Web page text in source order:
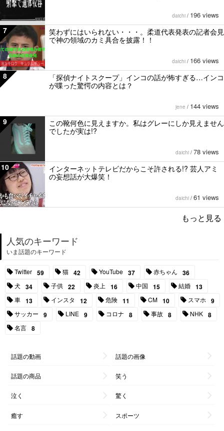
daichi / 196 views
7
笑わずにはいられない・・・。柔道代表発表の記者会見
で神の領域のカミ具合を披露！！
daichi / 166 views
8
「探偵ナイトスクープ」インコの話が怖すぎる…インコ
が喋った驚愕の内容とは？
jene / 144 views
9
この靴何色に見えますか。私はグレーにしか見えません
でしたが実は!?
daichi / 78 views
10
インターネットテレビだからこそ許される!? 芸人アミ
の妄想話が大爆笑！
daichi / 61 views
もっと見る
人気のキーワード
いま話題のキーワード
Twitter 59 猫 42 YouTube 37 赤ちゃん 36
犬 34 子供 22 炎上 16 中国 15 結婚 13
車 13 インスタ 12 危険 11 CM 10 スマホ 9
サッカー 9 LINE 9 コロナ 8 事故 8 NHK 8
名言 8
話題の動画 話題の画像
話題の商品 笑う
泣く 驚く
癒す スポーツ